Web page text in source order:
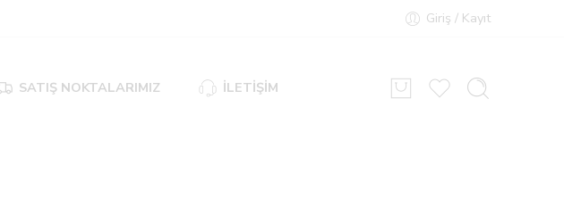
Giriş / Kayıt
SATIŞ NOKTALARIMIZ İLETİŞİM